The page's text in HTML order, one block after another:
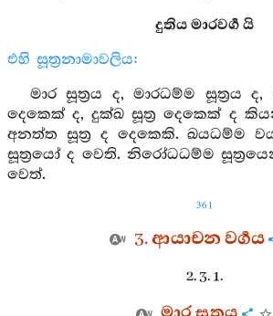
දුතිය මාරවර්‍ග යි
එහි සූත්‍රනාමාවලිය:
මාර සූත්‍රය ද, මාරධම්ම සූත්‍රය
දෙකෙක් ද, දුක්ඛ සූත්‍ර දෙකෙක් ද
අනත්ත සූත්‍ර ද දෙකෙකි. ඛයධම්ම
සූත්‍රයෝ ද වෙති. නිරෝධධම්ම
වෙත්.
361
3. ආයාචන වර්‍ගය
2. 3. 1.